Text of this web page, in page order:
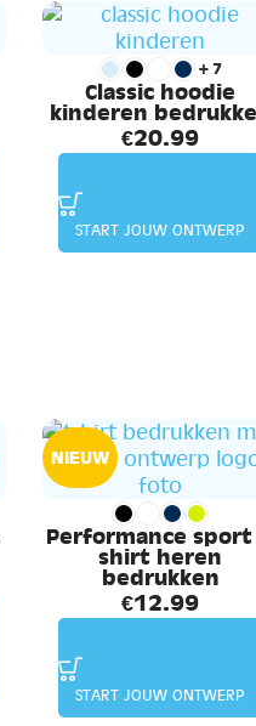
+7
Classic hoodie
kinderen
€20.99
START JOUW ONTWERP
NIEUW
Performance
shirt heren
bedrukken
€12.99
START JOUW ONTWERP